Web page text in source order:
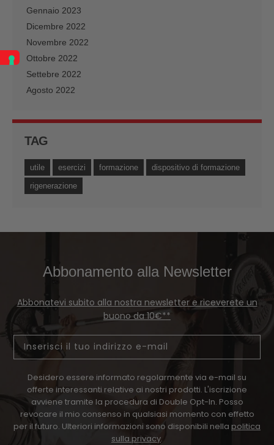
Gennaio 2023
Dicembre 2022
Novembre 2022
Ottobre 2022
Settebre 2022
Agosto 2022
TAG
utile esercizi formazione
dispositivo di formazione
rigenerazione
Abbonamento alla Newsletter
Abbonatevi subito alla nostra newsletter e riceverete un
buono da 10€**
Email
Desidero essere informato regolarmente via e-mail su
offerte interessanti relative ai nostri prodotti. L'iscrizione
avviene tramite la procedura di Double Opt-In. Posso
revocare il mio consenso in qualsiasi momento con effetto
per il futuro. Ulteriori informazioni sono disponibili nella politica
sulla privacy.